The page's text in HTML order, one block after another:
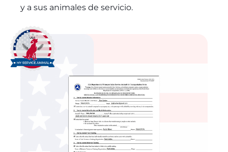
y a sus animales de servicio.